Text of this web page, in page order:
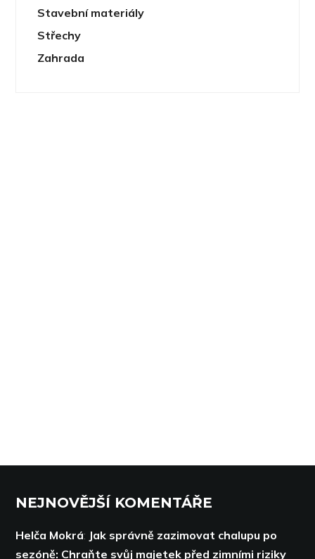
Stavební materiály
Střechy
Zahrada
NEJNOVĚJŠÍ KOMENTÁŘE
Helča Mokrá: Jak správně zazimovat chalupu po
sezóně: Chraňte svůj majetek před zimními riziky